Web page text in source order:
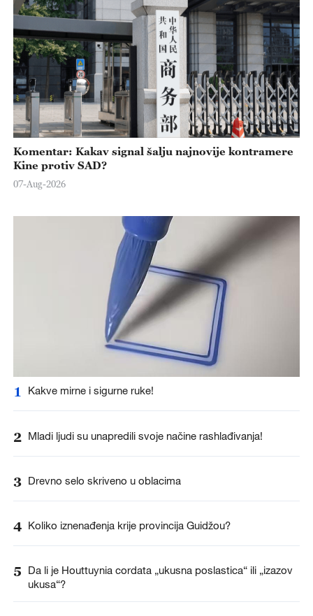
Komentar: Kakav signal šalju najnovije kontramere
Kine protiv SAD?
07-Aug-2026
1 Kakve mirne i sigurne ruke!
2 Mladi ljudi su unapredili svoje načine rashlađivanja!
3 Drevno selo skriveno u oblacima
4 Koliko iznenađenja krije provincija Guidžou?
5
Da li je Houttuynia cordata „ukusna poslastica“ ili „izazov
ukusa“?